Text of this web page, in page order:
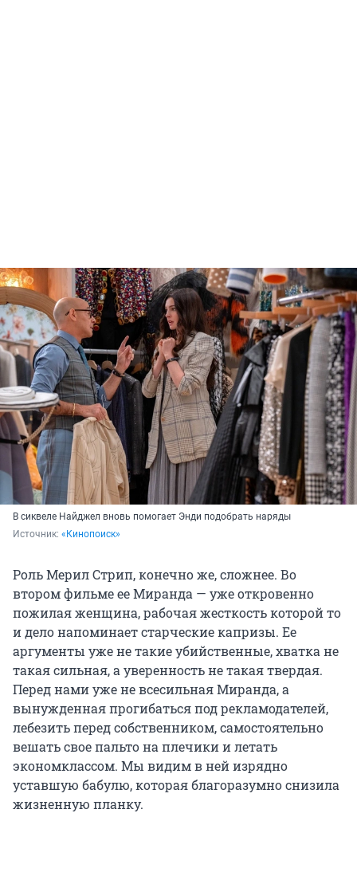
В сиквеле Найджел вновь помогает Энди подобрать наряды
Источник: «Кинопоиск»
Роль Мерил Стрип, конечно же, сложнее. Во
втором фильме ее Миранда — уже откровенно
пожилая женщина, рабочая жесткость которой то
и дело напоминает старческие капризы. Ее
аргументы уже не такие убийственные, хватка не
такая сильная, а уверенность не такая твердая.
Перед нами уже не всесильная Миранда, а
вынужденная прогибаться под рекламодателей,
лебезить перед собственником, самостоятельно
вешать свое пальто на плечики и летать
экономклассом. Мы видим в ней изрядно
уставшую бабулю, которая благоразумно снизила
жизненную планку.